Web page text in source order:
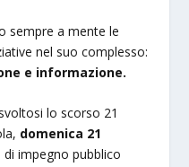
sempre a mente le
nel suo complesso:
e informazione.
lo scorso 21
domenica 21
impegno pubblico